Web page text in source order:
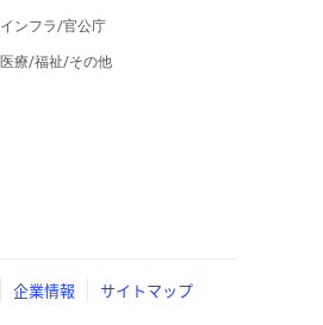
インフラ/官公庁
医療/福祉/その他
企業情報 サイトマップ